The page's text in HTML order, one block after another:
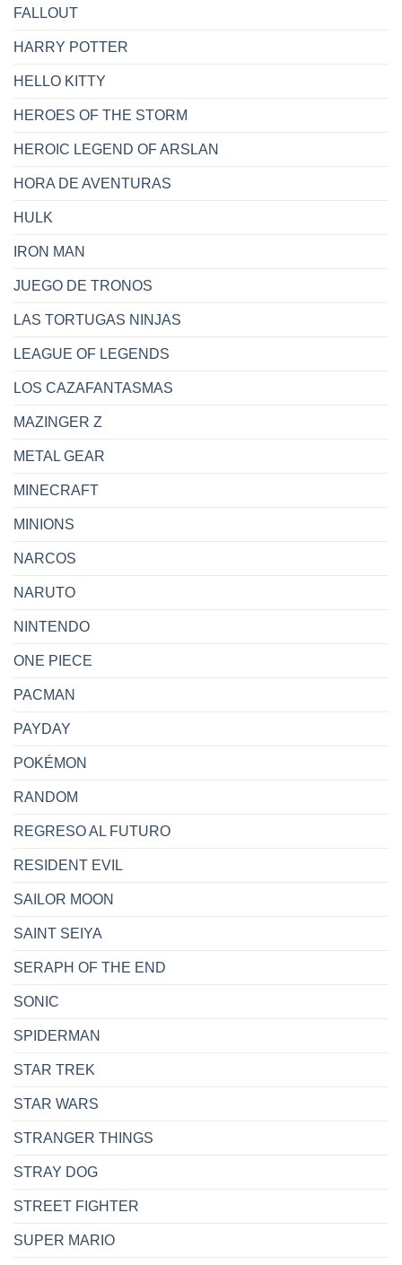
FALLOUT
HARRY POTTER
HELLO KITTY
HEROES OF THE STORM
HEROIC LEGEND OF ARSLAN
HORA DE AVENTURAS
HULK
IRON MAN
JUEGO DE TRONOS
LAS TORTUGAS NINJAS
LEAGUE OF LEGENDS
LOS CAZAFANTASMAS
MAZINGER Z
METAL GEAR
MINECRAFT
MINIONS
NARCOS
NARUTO
NINTENDO
ONE PIECE
PACMAN
PAYDAY
POKÉMON
RANDOM
REGRESO AL FUTURO
RESIDENT EVIL
SAILOR MOON
SAINT SEIYA
SERAPH OF THE END
SONIC
SPIDERMAN
STAR TREK
STAR WARS
STRANGER THINGS
STRAY DOG
STREET FIGHTER
SUPER MARIO